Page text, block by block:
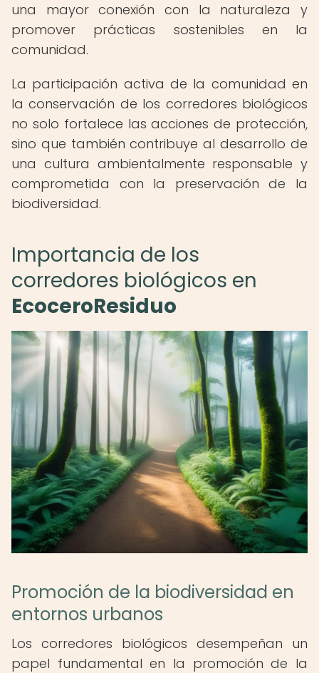
una mayor conexión con la naturaleza y
promover prácticas sostenibles en la
comunidad.
La participación activa de la comunidad en
la conservación de los corredores biológicos
no solo fortalece las acciones de protección,
sino que también contribuye al desarrollo de
una cultura ambientalmente responsable y
comprometida con la preservación de la
biodiversidad.
Importancia de los
corredores biológicos en
EcoceroResiduo
Promoción de la biodiversidad en
entornos urbanos
Los corredores biológicos desempeñan un
papel fundamental en la promoción de la